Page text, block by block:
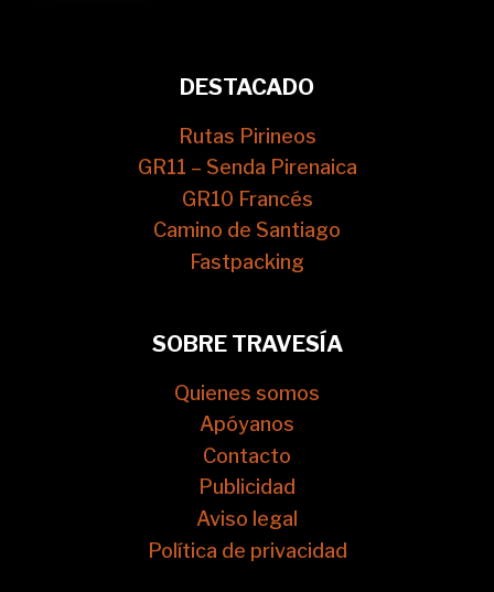
DESTACADO
Rutas Pirineos
GR11 – Senda Pirenaica
GR10 Francés
Camino de Santiago
Fastpacking
SOBRE TRAVESÍA
Quienes somos
Apóyanos
Contacto
Publicidad
Aviso legal
Política de privacidad